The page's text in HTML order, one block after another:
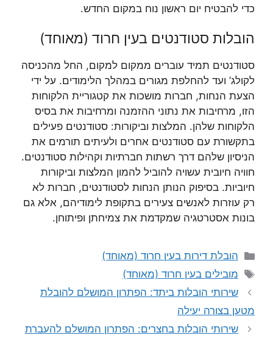
כדי להבטיח יום ראשון נוח במקום החדש.
הובלות סטודנטים בעין חרוד (מאוחד)
סטודנטים תמיד עוברים ממקום למקום, החל מהכניסה
לקולג’ ועד להחלפת מגורים במהלך הלימודים. על ידי
הצעת הנחות, חברות מושכות את קטגוריית הלקוחות
הזו, מרחיבות את נתוני ההזמנה ומרחיבות את בסיס
הלקוחות שלהן. המלצות וביקורות: סטודנטים פעילים
בתקשורת עם סטודנטים אחרים ולעיתים תורמים את
הניסיון שלהם דרך רשתות חברתיות וקהילות סטודנטים.
חוויה חיובית עשויה להוביל להמון המלצות וביקורות
חיוביות. בסיפוק הנותן הנחות לסטודנטים, חברות לא
רק עוזרות לאנשים צעירים בתקופת לימודיהם, אלא גם
בונות אסטרטגיה שמקדמת את צמיחתן ופיתוחן.
קטגוריות
הובלת דירות בעין חרוד (מאוחד)
תגיות
מובילים בעין חרוד (מאוחד)
שירותי הובלות ביתד: הפתרון המושלם להובלת
מטען בצורה יעילה
שירותי הובלות בחצרים: הפתרון המושלם להעברת